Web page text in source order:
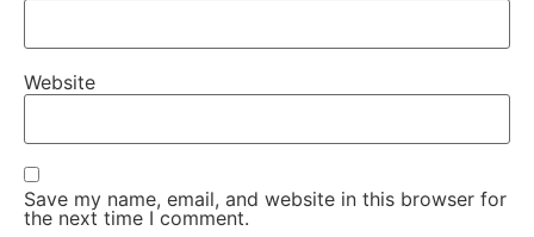
Website
Save my name, email, and website in this browser for
the next time I comment.